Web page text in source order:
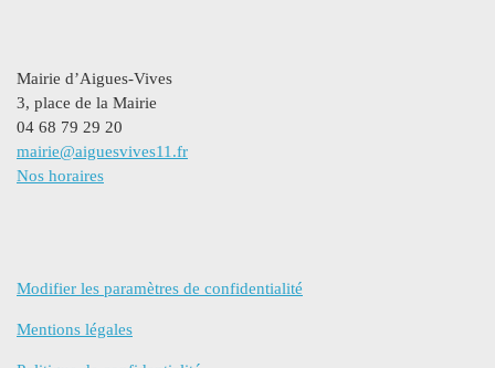
Mairie d’Aigues-Vives
3, place de la Mairie
04 68 79 29 20
mairie@aiguesvives11.fr
Nos horaires
Modifier les paramètres de confidentialité
Mentions légales